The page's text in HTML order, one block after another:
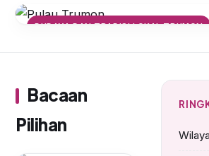
BUDAYA DAN TRADISI LOKAL TRUMON
Bacaan
Pilihan